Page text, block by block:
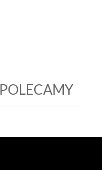
POLECAMY